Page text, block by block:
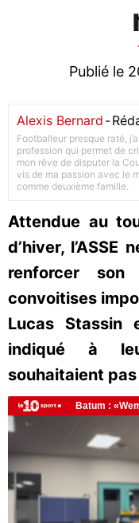
Publié le
Alexis Bernard -
Footballeur presque raté,
profession qui permet de
mon rêve de disputer la
vis de ma passion avec le
comme deuxième famille.
Attendue au
d’hiver,
renforcer
convoitises
Lucas Stassin
indiqué à
souhaitaient